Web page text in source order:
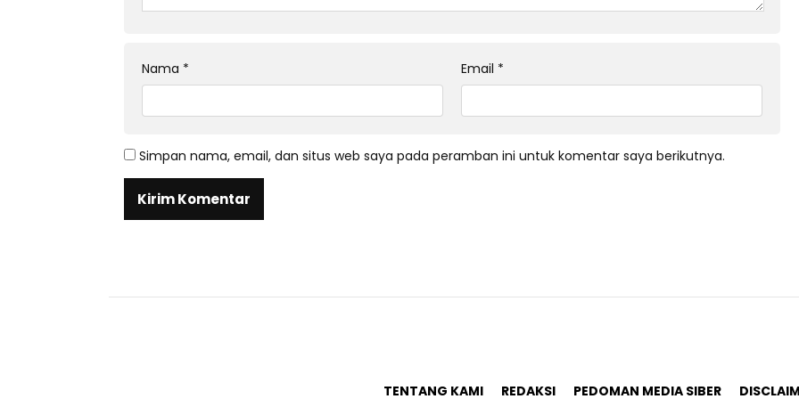
Nama * Email *
Simpan nama, email, dan situs web saya pada peramban ini untuk komentar saya berikutnya.
TENTANG KAMI REDAKSI PEDOMAN MEDIA SIBER